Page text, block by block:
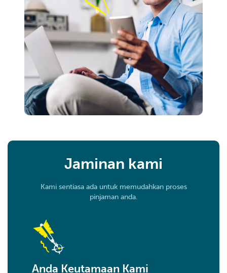
Jaminan kami
Kami sentiasa ada untuk memudahkan proses
pinjaman anda.
Anda Keutamaan Kami